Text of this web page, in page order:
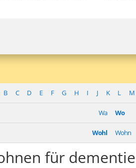
B C D E F G H I J K L M
Wa Wo
Wohl Wohn
für